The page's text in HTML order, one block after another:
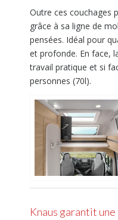
Outre ces couchages
grâce à sa ligne de
pensées. Idéal pour
et profonde. En face,
travail pratique et si
personnes (70l).
Knaus garantit